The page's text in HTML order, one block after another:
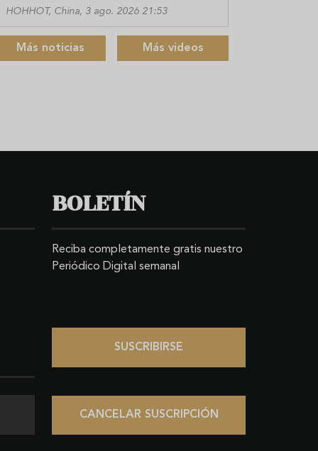
HOHHOT, China, 3 ago. 2026 21:53
Más noticias Más videos
BOLETÍN
Reciba completamente gratis nuestro
Periódico Digital semanal
SUSCRIBIRSE
CANCELAR SUSCRIPCIÓN